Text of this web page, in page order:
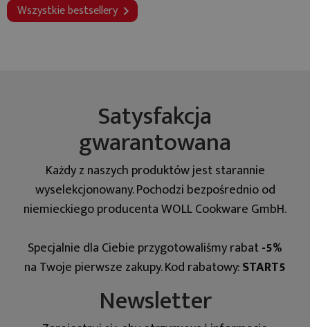
Wszystkie bestsellery 
Satysfakcja
gwarantowana
Każdy z naszych produktów jest starannie
wyselekcjonowany. Pochodzi bezpośrednio od
niemieckiego producenta WOLL Cookware GmbH.
Specjalnie dla Ciebie przygotowaliśmy rabat-5%
na Twoje pierwsze zakupy. Kod rabatowy:START5
Newsletter